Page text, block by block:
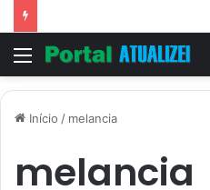
Menu
Início / melancia
melancia